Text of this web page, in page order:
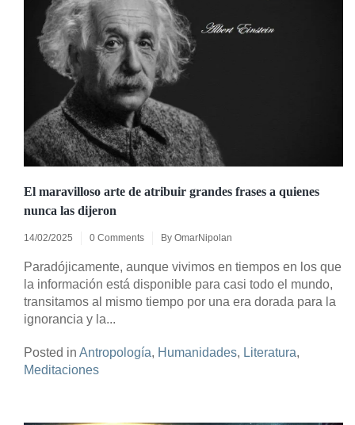
El maravilloso arte de atribuir grandes frases a quienes
nunca las dijeron
14/02/2025 0 Comments By OmarNipolan
Paradójicamente, aunque vivimos en tiempos en los que
la información está disponible para casi todo el mundo,
transitamos al mismo tiempo por una era dorada para la
ignorancia y la...
Posted in Antropología, Humanidades, Literatura,
Meditaciones